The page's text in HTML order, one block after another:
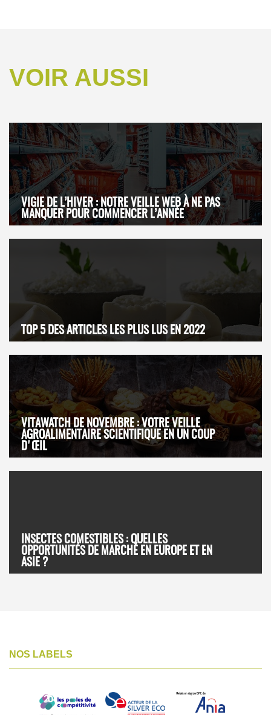
VOIR AUSSI
VIGIE DE L’HIVER : NOTRE VEILLE WEB À NE PAS
MANQUER POUR COMMENCER L’ANNÉE
TOP 5 DES ARTICLES LES PLUS LUS EN 2022
VITAWATCH DE NOVEMBRE : VOTRE VEILLE
AGROALIMENTAIRE SCIENTIFIQUE EN UN COUP
D'ŒIL
INSECTES COMESTIBLES : QUELLES
OPPORTUNITÉS DE MARCHÉ EN EUROPE ET EN
ASIE ?
NOS LABELS